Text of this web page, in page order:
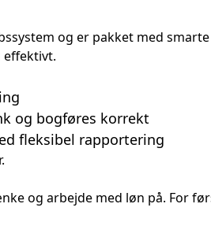
og er pakket med
og bogføres korrekt
fleksibel rapportering
og arbejde med løn på. For